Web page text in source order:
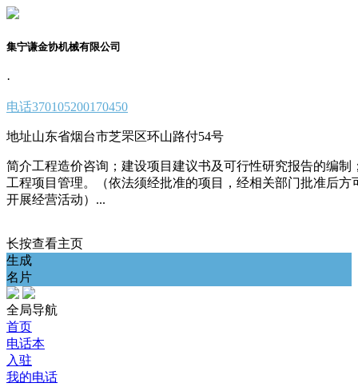
集宁谦金协机械有限公司
·
电话370105200170450
地址山东省烟台市芝罘区环山路付54号
简介工程造价咨询；建设项目建议书及可行性研究报告的编制
工程项目管理。（依法须经批准的项目，经相关部门批准后方
开展经营活动）...
长按查看主页
生成
名片
全局导航
首页
电话本
入驻
我的电话